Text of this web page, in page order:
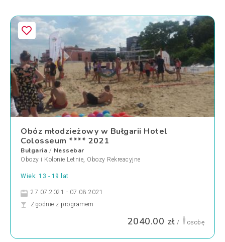
Obóz młodzieżowy w Bułgarii Hotel
Colosseum **** 2021
Bułgaria / Nessebar
Obozy i Kolonie Letnie, Obozy Rekreacyjne
Wiek: 13 - 19 lat
27.07.2021 - 07.08.2021
Zgodnie z programem
2040.00 zł / osobę